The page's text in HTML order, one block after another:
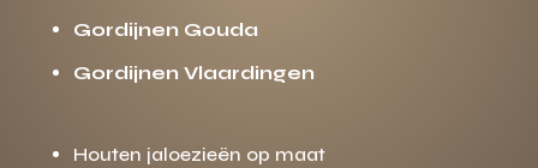
Gordijnen Gouda
Gordijnen Vlaardingen
Houten jaloezieën op maat